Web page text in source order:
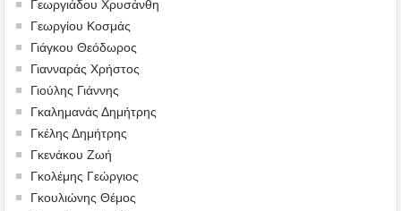
Γεωργιάδου Χρυσάνθη
Γεωργίου Κοσμάς
Γιάγκου Θεόδωρος
Γιανναράς Χρήστος
Γιούλης Γιάννης
Γκαλημανάς Δημήτρης
Γκέλης Δημήτρης
Γκενάκου Ζωή
Γκολέμης Γεώργιος
Γκουλιώνης Θέμος